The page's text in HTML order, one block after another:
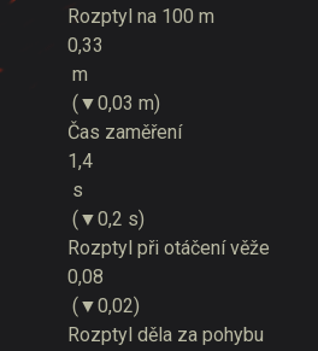
Rozptyl na 100 m
0,33
m
(▼0,03 m)
Čas zaměření
1,4
s
(▼0,2 s)
Rozptyl při otáčení věže
0,08
(▼0,02)
Rozptyl děla za pohybu